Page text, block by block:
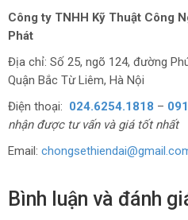
Công ty TNHH Kỹ Thuật Công
Phát
Địa chỉ: Số 25, ngõ 124, đường
Quận Bắc Từ Liêm, Hà Nội
Điện thoại: 024.6254.1818 –
nhận được tư vấn và giá tốt nhất
Email:
Bình luận và đánh